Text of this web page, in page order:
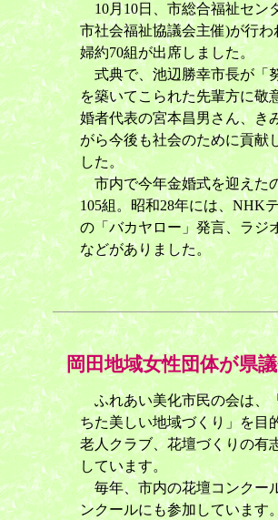
10月10日、市総合福祉セン
市社会福祉協議会主催)が行
婦約70組が出席しました。
式典で、池辺勝幸市長が「
を築いてこられた先輩方に敬
婚者代表の宮本昌男さん、き
がら今後も社会のために貢献
した。
市内で今年金婚式を迎えた
105組。昭和28年には、NHK
の「バカヤロー」発言、ラジ
などがありました。
岡田地域女性団体が県
ふれあい美化市民の会は、
ちた美しい地域づくり」を目
老人クラブ、花壇づくりの有
しています。
毎年、市内の花壇コンクー
ンクールにも参加しています